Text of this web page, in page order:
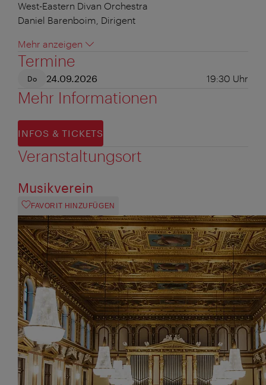
West-Eastern Divan Orchestra
Daniel Barenboim, Dirigent
Mehr anzeigen
Termine
Do 24.09.2026 19:30 Uhr
Mehr Informationen
INFOS & TICKETS
Veranstaltungsort
Musikverein
FAVORIT HINZUFÜGEN